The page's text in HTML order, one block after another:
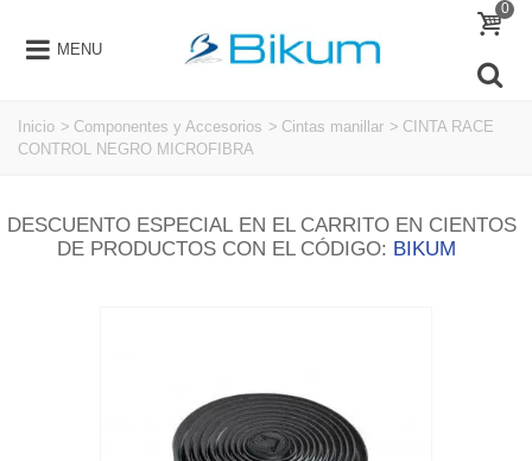
MENU
0
Inicio > Componentes y Accesorios > Cintas manillar > CINTA RACE
CONTROL NEGRO MICROFIBRA
DESCUENTO ESPECIAL EN EL CARRITO EN CIENTOS
DE PRODUCTOS CON EL CÓDIGO: BIKUM